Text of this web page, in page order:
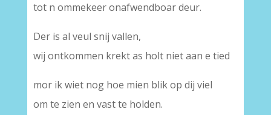
tot n ommekeer onafwendboar deur.
Der is al veul snij vallen,
wij ontkommen krekt as holt niet aan e tied
mor ik wiet nog hoe mien blik op dij viel
om te zien en vast te holden.